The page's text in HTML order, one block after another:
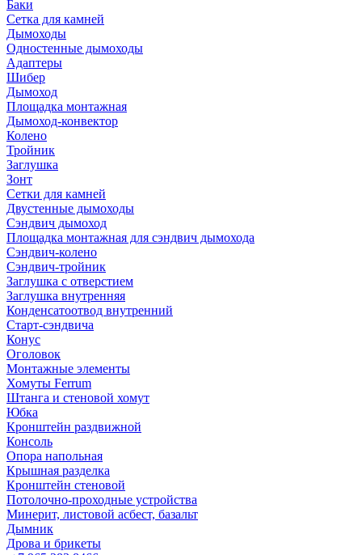
Баки
Сетка для камней
Дымоходы
Одностенные дымоходы
Адаптеры
Шибер
Дымоход
Площадка монтажная
Дымоход-конвектор
Колено
Тройник
Заглушка
Зонт
Сетки для камней
Двустенные дымоходы
Сэндвич дымоход
Площадка монтажная для сэндвич дымохода
Сэндвич-колено
Сэндвич-тройник
Заглушка с отверстием
Заглушка внутренняя
Конденсатоотвод внутренний
Старт-сэндвича
Конус
Оголовок
Монтажные элементы
Хомуты Ferrum
Штанга и стеновой хомут
Юбка
Кронштейн раздвижной
Консоль
Опора напольная
Крышная разделка
Кронштейн стеновой
Потолочно-проходные устройства
Минерит, листовой асбест, базальт
Дымник
Дрова и брикеты